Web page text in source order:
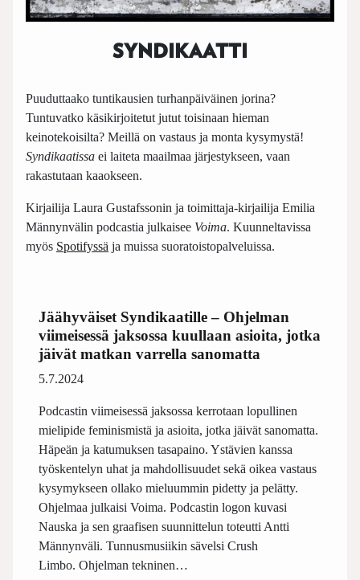
SYNDIKAATTI
Puuduttaako tuntikausien turhanpäiväinen jorina?
Tuntuvatko käsikirjoitetut jutut toisinaan hieman
keinotekoisilta? Meillä on vastaus ja monta kysymystä!
Syndikaatissa ei laiteta maailmaa järjestykseen, vaan
rakastutaan kaaokseen.
Kirjailija Laura Gustafssonin ja toimittaja-kirjailija Emilia
Männynvälin podcastia julkaisee Voima. Kuunneltavissa
myös Spotifyssä ja muissa suoratoistopalveluissa.
Jäähyväiset Syndikaatille – Ohjelman
viimeisessä jaksossa kuullaan asioita, jotka
jäivät matkan varrella sanomatta
5.7.2024
Podcastin viimeisessä jaksossa kerrotaan lopullinen
mielipide feminismistä ja asioita, jotka jäivät sanomatta.
Häpeän ja katumuksen tasapaino. Ystävien kanssa
työskentelyn uhat ja mahdollisuudet sekä oikea vastaus
kysymykseen ollako mieluummin pidetty ja pelätty.
Ohjelmaa julkaisi Voima. Podcastin logon kuvasi
Nauska ja sen graafisen suunnittelun toteutti Antti
Männynväli. Tunnusmusiikin sävelsi Crush
Limbo. Ohjelman tekninen…